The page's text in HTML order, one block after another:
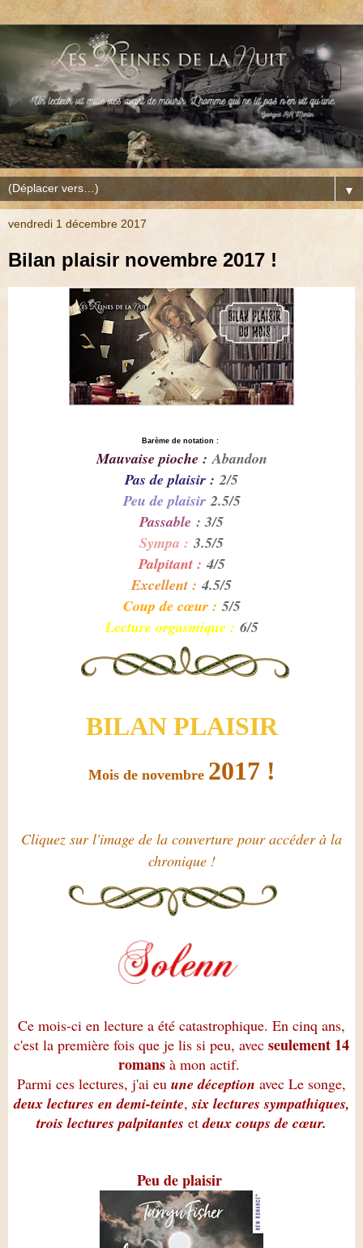
▼
vendredi 1 décembre 2017
Bilan plaisir novembre 2017 !
Barème de notation :
Mauvaise pioche : Abandon
Pas de plaisir : 2/5
Peu de plaisir2.5/5
Passable : 3/5
Sympa :3.5/5
Palpitant : 4/5
Excellent : 4.5/5
Coup de cœur : 5/5
Lecture orgasmique : 6/5
BILAN PLAISIR
Mois de novembre 2017 !
Cliquez sur l'image de la couverture pour accéder à la
chronique !
Ce mois-ci en lecture a été catastrophique. En cinq ans,
c'est la première fois que je lis si peu, avec seulement 14
romans à mon actif.
Parmi ces lectures, j'ai eu une déception avec Le songe,
deux lectures en demi-teinte,six lectures sympathiques,
trois lectures palpitantes etdeux coups de cœur.
Peu de plaisir